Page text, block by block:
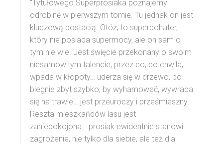
“Tytułowego Superprosiaka poznajemy
odrobinę w pierwszym tomie. Tu jednak on jest
kluczową postacią. Otóż, to superbohater,
który nie posiada supermocy, ale on sam o
tym nie wie. Jest święcie przekonany o swoim
niesamowitym talencie, przez co, co chwila,
wpada w kłopoty… uderza się w drzewo, bo
biegnie zbyt szybko, by wyhamować, wywraca
się na trawie… jest przeuroczy i prześmieszny.
Reszta mieszkańców lasu jest
zaniepokojona… prosiak ewidentnie stanowi
zagrożenie, nie tylko dla siebie, ale też dla